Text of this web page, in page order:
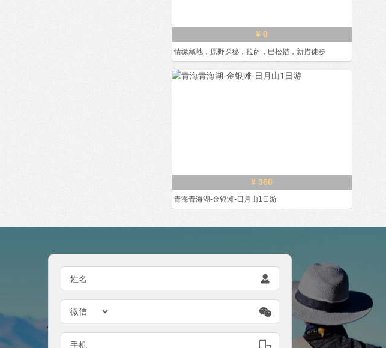
¥ 0
情缘藏地，原野探秘，拉萨，巴松措，新措徒步
¥ 360
青海青海湖-金银滩-日月山1日游
姓名 

手机 